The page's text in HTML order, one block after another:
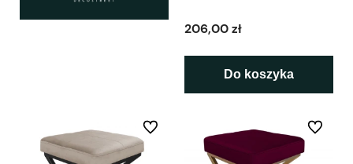
206,00 zł
Do koszyka
Do ulubionych Do